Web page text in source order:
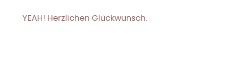
YEAH! Herzlichen Glückwunsch.